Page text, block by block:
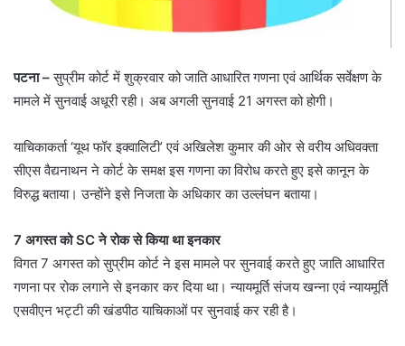
पटना –सुप्रीम कोर्ट में शुक्रवार को जाति आधारित गणना एवं आर्थिक सर्वेक्षण के
मामले में सुनवाई अधूरी रही। अब अगली सुनवाई 21 अगस्त को होगी।
याचिकाकर्ता ‘यूथ फॉर इक्वालिटी’ एवं अखिलेश कुमार की ओर से वरीय अधिवक्ता
सीएस वैद्यनाथन ने कोर्ट के समक्ष इस गणना का विरोध करते हुए इसे कानून के
विरुद्ध बताया। उन्होंने इसे निजता के अधिकार का उल्लंघन बताया।
7 अगस्‍त को SC ने रोक से किया था इनकार
विगत 7 अगस्त को सुप्रीम कोर्ट ने इस मामले पर सुनवाई करते हुए जाति आधारित
गणना पर रोक लगाने से इनकार कर दिया था। न्यायमूर्ति संजय खन्ना एवं न्यायमूर्ति
एसवीएन भट्टी की खंडपीठ याचिकाओं पर सुनवाई कर रही है।